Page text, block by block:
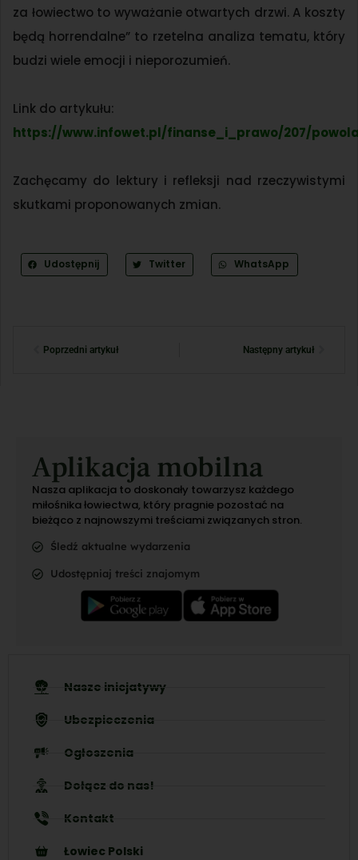
za łowiectwo to wyważanie otwartych drzwi. A koszty
będą horrendalne” to rzetelna analiza tematu, który
budzi wiele emocji i nieporozumień.
Link do artykułu:
https://www.infowet.pl/finanse_i_prawo/207/
Zachęcamy do lektury i refleksji nad rzeczywistymi
skutkami proponowanych zmian.
Udostępnij Twitter WhatsApp
Poprzedni artykuł Następny artykuł
Aplikacja mobilna
Nasza aplikacja to doskonały towarzysz każdego
miłośnika łowiectwa, który pragnie pozostać na
bieżąco z najnowszymi treściami związanych stron.
Śledź aktualne wydarzenia
Udostępniaj treści znajomym
Nasze inicjatywy
Ubezpieczenia
Ogłoszenia
Dołącz do nas!
Kontakt
Łowiec Polski